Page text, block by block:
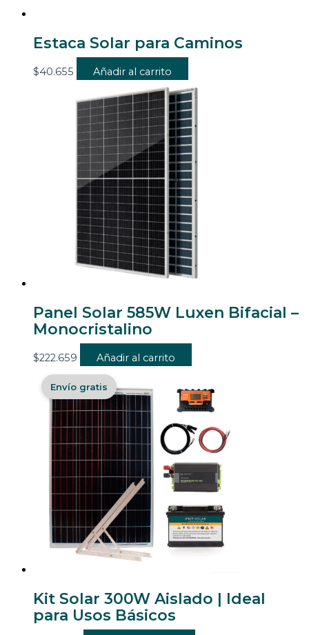
Estaca Solar para Caminos
$40.655 Añadir al carrito
Panel Solar 585W Luxen Bifacial –
Monocristalino
$222.659 Añadir al carrito
Envío gratis
Kit Solar 300W Aislado | Ideal
para Usos Básicos